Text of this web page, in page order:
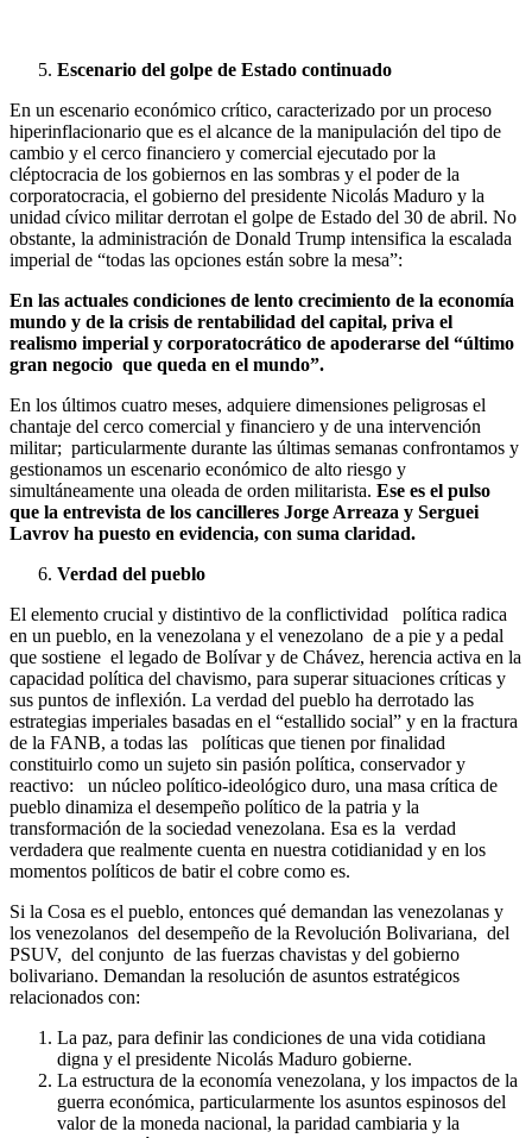
Escenario del golpe de Estado continuado
En un escenario económico crítico, caracterizado por un proceso
hiperinflacionario que es el alcance de la manipulación del tipo de
cambio y el cerco financiero y comercial ejecutado por la
cléptocracia de los gobiernos en las sombras y el poder de la
corporatocracia, el gobierno del presidente Nicolás Maduro y la
unidad cívico militar derrotan el golpe de Estado del 30 de abril. No
obstante, la administración de Donald Trump intensifica la escalada
imperial de “todas las opciones están sobre la mesa”:
En las actuales condiciones de lento crecimiento de la economía
mundo y de la crisis de rentabilidad del capital, priva el
realismo imperial y corporatocrático de apoderarse del “último
gran negocio que queda en el mundo”.
En los últimos cuatro meses, adquiere dimensiones peligrosas el
chantaje del cerco comercial y financiero y de una intervención
militar; particularmente durante las últimas semanas confrontamos y
gestionamos un escenario económico de alto riesgo y
simultáneamente una oleada de orden militarista. Ese es el pulso
que la entrevista de los cancilleres Jorge Arreaza y Serguei
Lavrov ha puesto en evidencia, con suma claridad.
Verdad del pueblo
El elemento crucial y distintivo de la conflictividad política radica
en un pueblo, en la venezolana y el venezolano de a pie y a pedal
que sostiene el legado de Bolívar y de Chávez, herencia activa en la
capacidad política del chavismo, para superar situaciones críticas y
sus puntos de inflexión. La verdad del pueblo ha derrotado las
estrategias imperiales basadas en el “estallido social” y en la fractura
de la FANB, a todas las políticas que tienen por finalidad
constituirlo como un sujeto sin pasión política, conservador y
reactivo: un núcleo político-ideológico duro, una masa crítica de
pueblo dinamiza el desempeño político de la patria y la
transformación de la sociedad venezolana. Esa es la verdad
verdadera que realmente cuenta en nuestra cotidianidad y en los
momentos políticos de batir el cobre como es.
Si la Cosa es el pueblo, entonces qué demandan las venezolanas y
los venezolanos del desempeño de la Revolución Bolivariana, del
PSUV, del conjunto de las fuerzas chavistas y del gobierno
bolivariano. Demandan la resolución de asuntos estratégicos
relacionados con:
La paz, para definir las condiciones de una vida cotidiana
digna y el presidente Nicolás Maduro gobierne.
La estructura de la economía venezolana, y los impactos de la
guerra económica, particularmente los asuntos espinosos del
valor de la moneda nacional, la paridad cambiaria y la